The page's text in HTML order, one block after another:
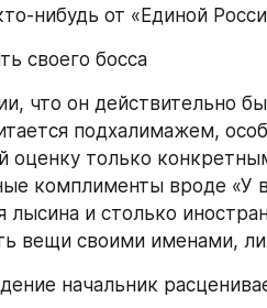
нибудь от «Единой
своего босса
что он действительно
подхалимажем,
оценку только
комплименты вроде «У
лысина и столько
вещи своими именами,
начальник